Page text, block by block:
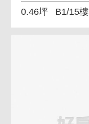
0.46坪 B1/15樓